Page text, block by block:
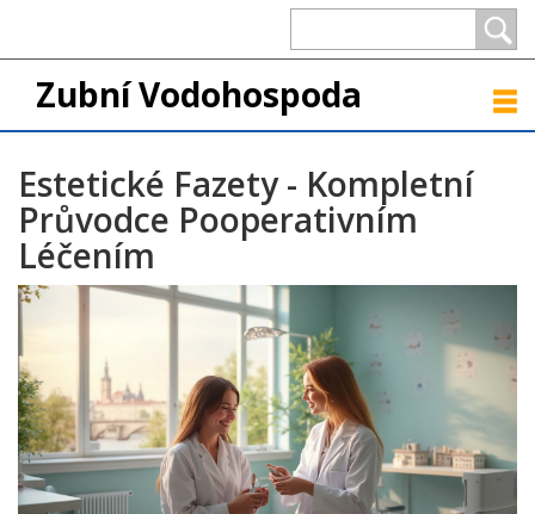
Zubní Vodohospoda
Estetické Fazety - Kompletní
Průvodce Pooperativním
Léčením